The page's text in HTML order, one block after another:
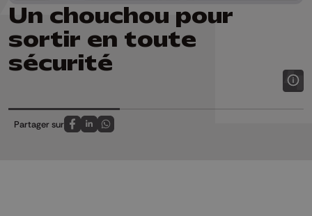
Un chouchou pour
sortir en toute
sécurité
Partager sur
Partagez sur FaceBook
Partagez sur LinkedIn
Partagez sur Whatsapp